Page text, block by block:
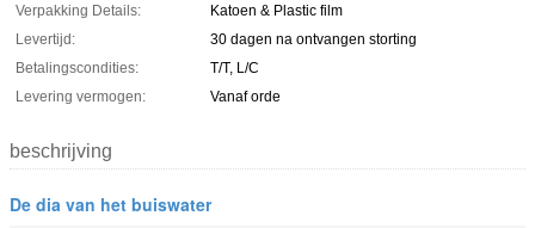
Verpakking Details:
Katoen & Plastic film
Levertijd:
30 dagen na ontvangen storting
Betalingscondities:
T/T, L/C
Levering vermogen:
Vanaf orde
beschrijving
De dia van het buiswater